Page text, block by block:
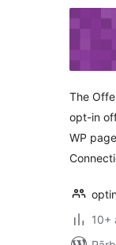
The
opt-in
WP
10+